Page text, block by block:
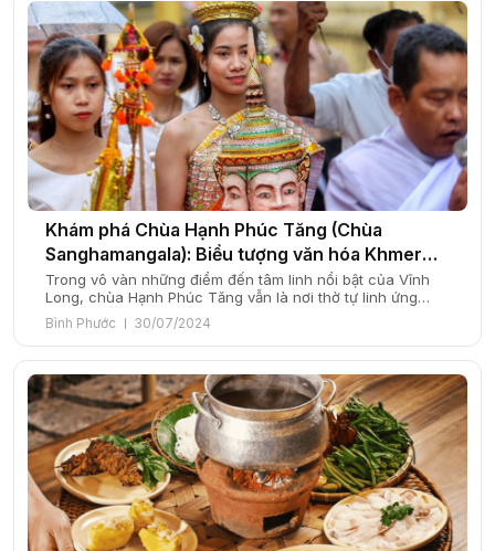
Khám phá Chùa Hạnh Phúc Tăng (Chùa
Sanghamangala): Biểu tượng văn hóa Khmer
lâu đời nhất Vĩnh Long
Trong vô vàn những điểm đến tâm linh nổi bật của Vĩnh
Long, chùa Hạnh Phúc Tăng vẫn là nơi thờ tự linh ứng
được nhiều du khách và Phật tử ghé đến hành hương mỗi
năm. Nhắc đến Vĩnh Long, người ta thường nghĩ ngay đến
miệt vườn cây trái trĩu quả, những món […]
Bình Phước 30/07/2024